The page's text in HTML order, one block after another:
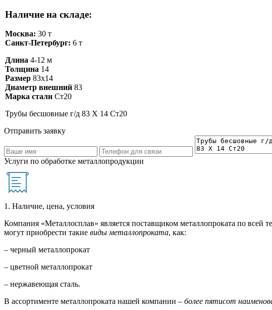
Наличие на складе:
Москва: 30 т
Санкт-Петербург: 6 т
Длина 4-12 м
Толщина 14
Размер 83х14
Диаметр внешний 83
Марка стали Ст20
Трубы бесшовные г/д 83 Х 14 Ст20
Отправить заявку
Услуги по обработке металлопродукции
1. Наличие, цена, условия
Компания «Металлосплав» является поставщиком металлопроката по
могут приобрести такие виды металлопроката, как:
– черный металлопрокат
– цветной металлопрокат
– нержавеющая сталь.
В ассортименте металлопроката нашей компании – более пятисот